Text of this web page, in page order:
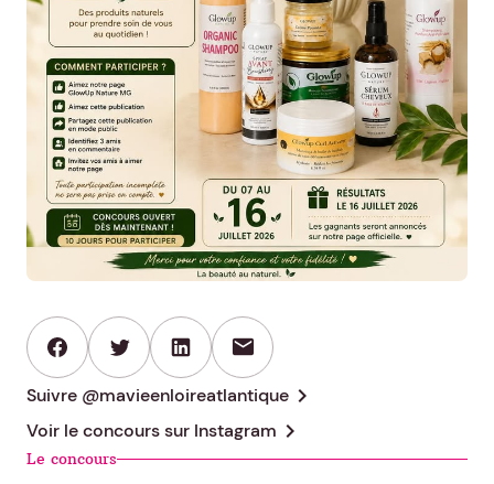
mail
Suivre @mavieenloireatlantique chevron_right
Voir le concours sur Instagram chevron_right
Le concours